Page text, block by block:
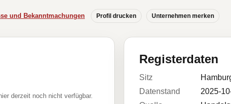
und Bekanntmachungen Profil drucken Unternehmen merken
derzeit noch nicht verfügbar.
Registerdaten
Sitz
Datenstand
2025-